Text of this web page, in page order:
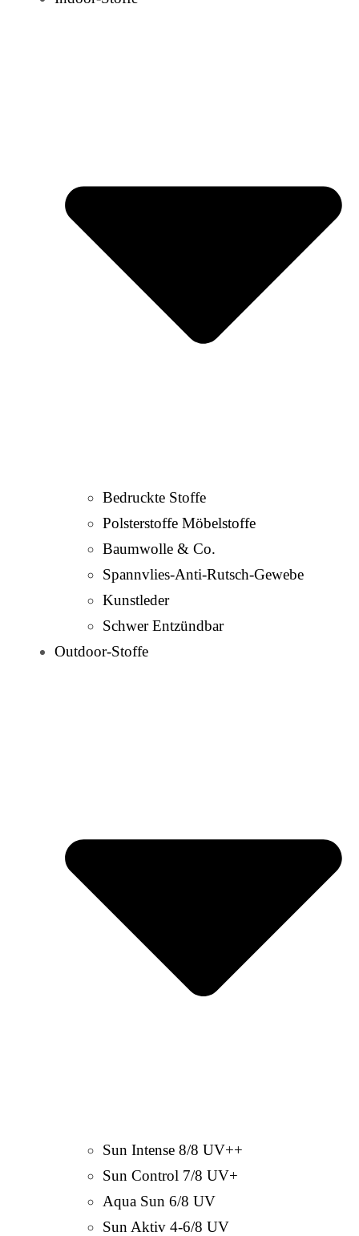
Bedruckte Stoffe
Polsterstoffe Möbelstoffe
Baumwolle & Co.
Spannvlies-Anti-Rutsch-Gewebe
Kunstleder
Schwer Entzündbar
Outdoor-Stoffe
Sun Intense 8/8 UV++
Sun Control 7/8 UV+
Aqua Sun 6/8 UV
Sun Aktiv 4-6/8 UV